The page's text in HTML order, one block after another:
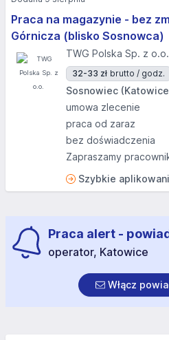
Praca na magazynie - bez
Górnicza (blisko Sosnowca)
TWG Polska Sp. z o.o.
32-33 zł brutto / godz.
Sosnowiec
umowa zlecenie
praca od zaraz
bez doświadczenia
Zapraszamy
Szybkie
Praca alert -
operator, Katowice
Włącz